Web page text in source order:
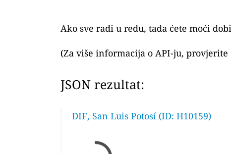
Ako sve radi u redu, tada ćete moći
(Za više informacija o API-ju, provjerite
JSON rezultat:
DIF, San Luis Potosí (ID: H10159)